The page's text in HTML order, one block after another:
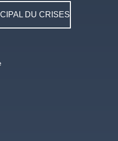
DU CRISES